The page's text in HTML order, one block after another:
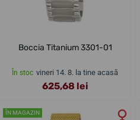
Boccia Titanium 3301-01
În stoc vineri 14. 8. la tine acasă
625,68 lei
ÎN MAGAZIN